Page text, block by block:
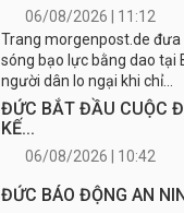
06/08/2026 | 11:12
Trang morgenpost.de đưa
sóng bạo lực bằng dao tại
người dân lo ngại khi chỉ...
ĐỨC BẮT ĐẦU CUỘC
KẾ...
06/08/2026 | 10:42
ĐỨC BÁO ĐỘNG AN